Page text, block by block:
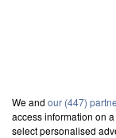
We and our (447)
access information on
select personalised